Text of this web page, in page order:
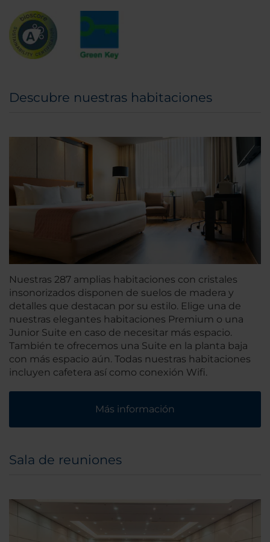
Descubre nuestras habitaciones
Nuestras 287 amplias habitaciones con cristales
insonorizados disponen de suelos de madera y
detalles que destacan por su estilo. Elige una de
nuestras elegantes habitaciones Premium o una
Junior Suite en caso de necesitar más espacio.
También te ofrecemos una Suite en la planta baja
con más espacio aún. Todas nuestras habitaciones
incluyen cafetera así como conexión Wifi.
Más información
Sala de reuniones